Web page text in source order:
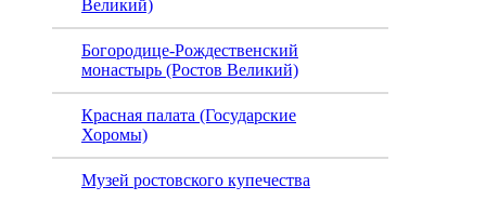
Великий)
Богородице-Рождественский
монастырь (Ростов Великий)
Красная палата (Государские
Хоромы)
Музей ростовского купечества